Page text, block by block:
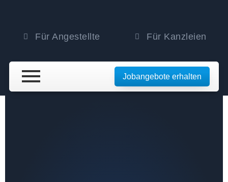
Für Angestellte Für Kanzleien
Jobangebote erhalten